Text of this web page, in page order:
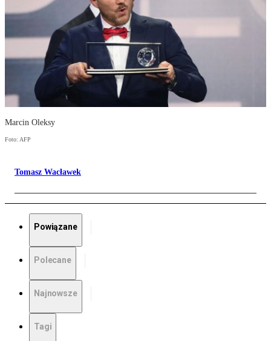
Marcin Oleksy
Foto: AFP
Tomasz Wacławek
Powiązane
Polecane
Najnowsze
Tagi